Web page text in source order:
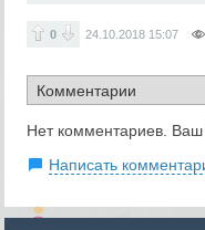
0 24.10.2018 15:07
Нет комментариев.
Написать